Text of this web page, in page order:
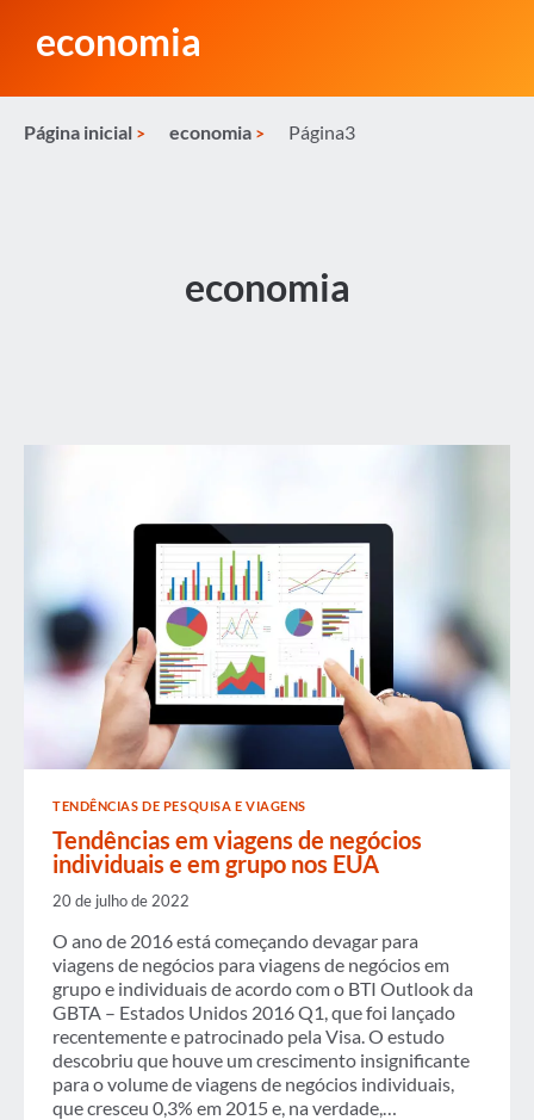
economia
Página inicial economia Página3
economia
TENDÊNCIAS DE PESQUISA E VIAGENS
Tendências em viagens de negócios
individuais e em grupo nos EUA
20 de julho de 2022
O ano de 2016 está começando devagar para
viagens de negócios para viagens de negócios em
grupo e individuais de acordo com o BTI Outlook da
GBTA – Estados Unidos 2016 Q1, que foi lançado
recentemente e patrocinado pela Visa. O estudo
descobriu que houve um crescimento insignificante
para o volume de viagens de negócios individuais,
que cresceu 0,3% em 2015 e, na verdade,…